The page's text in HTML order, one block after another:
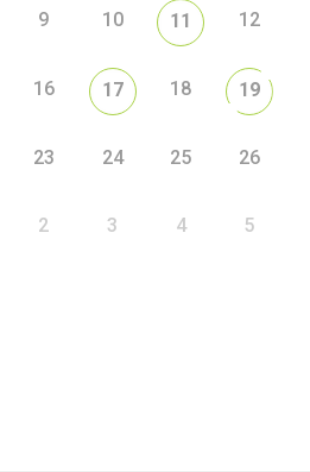
9 10 11 12
16 17 18 19
23 24 25 26
2 3 4 5